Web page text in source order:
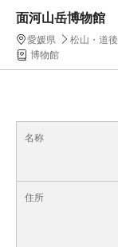
面河山岳博物館
愛媛県
松山・道後
博物館
名称
住所